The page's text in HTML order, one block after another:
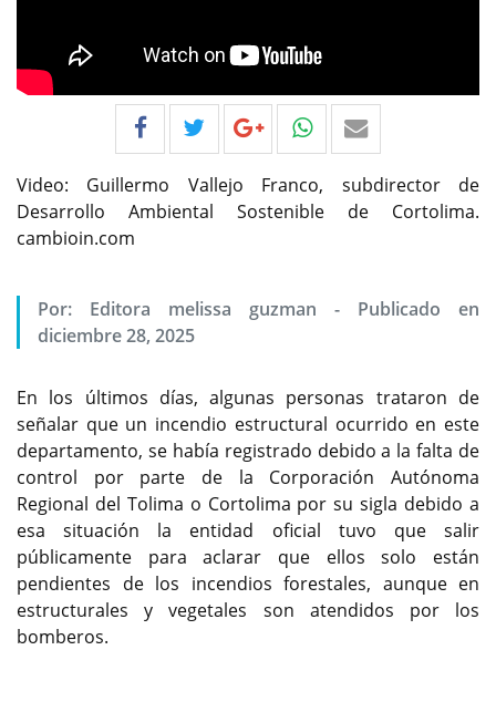
Video: Guillermo Vallejo Franco, subdirector de
Desarrollo Ambiental Sostenible de Cortolima.
cambioin.com
Por: Editora melissa guzman - Publicado en
diciembre 28, 2025
En los últimos días, algunas personas trataron de
señalar que un incendio estructural ocurrido en este
departamento, se había registrado debido a la falta de
control por parte de la Corporación Autónoma
Regional del Tolima o Cortolima por su sigla debido a
esa situación la entidad oficial tuvo que salir
públicamente para aclarar que ellos solo están
pendientes de los incendios forestales, aunque en
estructurales y vegetales son atendidos por los
bomberos.